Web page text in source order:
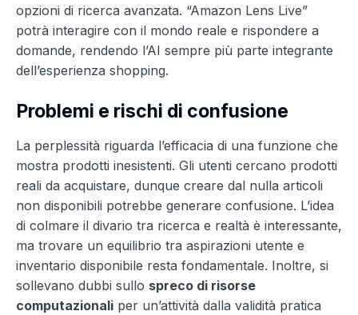
opzioni di ricerca avanzata. “Amazon Lens Live”
potrà interagire con il mondo reale e rispondere a
domande, rendendo l’AI sempre più parte integrante
dell’esperienza shopping.
Problemi e rischi di confusione
La perplessità riguarda l’efficacia di una funzione che
mostra prodotti inesistenti. Gli utenti cercano prodotti
reali da acquistare, dunque creare dal nulla articoli
non disponibili potrebbe generare confusione. L’idea
di colmare il divario tra ricerca e realtà è interessante,
ma trovare un equilibrio tra aspirazioni utente e
inventario disponibile resta fondamentale. Inoltre, si
sollevano dubbi sullo spreco di risorse
computazionali per un’attività dalla validità pratica